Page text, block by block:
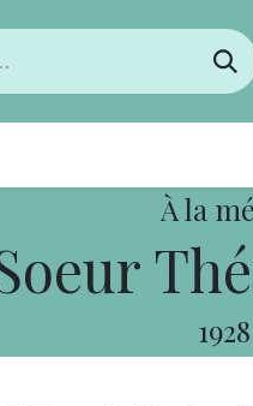
À la
1928